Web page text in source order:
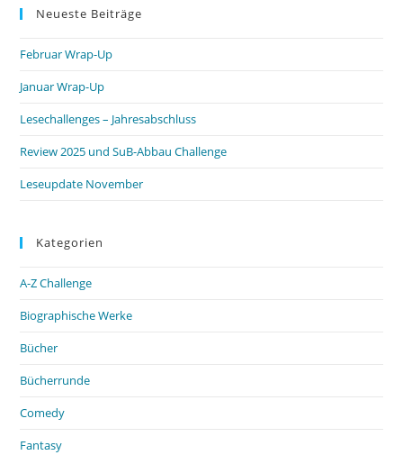
Neueste Beiträge
Februar Wrap-Up
Januar Wrap-Up
Lesechallenges – Jahresabschluss
Review 2025 und SuB-Abbau Challenge
Leseupdate November
Kategorien
A-Z Challenge
Biographische Werke
Bücher
Bücherrunde
Comedy
Fantasy